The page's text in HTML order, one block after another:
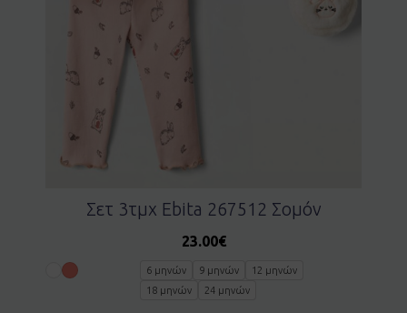
Σετ 3τμχ Ebita 267512 Σομόν
23.00€
6 μηνών 9 μηνών
12 μηνών
18 μηνών
24 μηνών